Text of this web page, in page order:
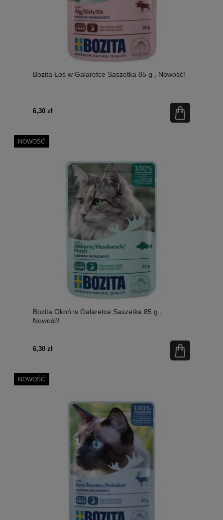
Bozita Łoś w Galaretce Saszetka 85 g , Nowość!
6,30 zł
Bozita Okoń w Galaretce Saszetka 85 g ,
Nowość!
6,30 zł
NOWOŚĆ
NOWOŚĆ